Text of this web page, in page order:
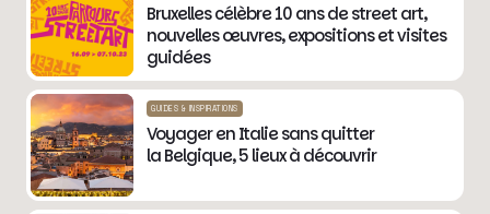
Bruxelles célèbre 10 ans de street art,
nouvelles œuvres, expositions et visites
guidées
GUIDES & INSPIRATIONS
Voyager en Italie sans quitter
la Belgique, 5 lieux à découvrir